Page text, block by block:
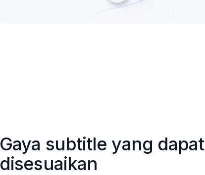
Gaya subtitle yang dapat
disesuaikan